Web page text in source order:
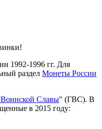
1992-1996 гг. Для
раздел Монеты России
Воинской Славы" (ГВС). В
в 2015 году: